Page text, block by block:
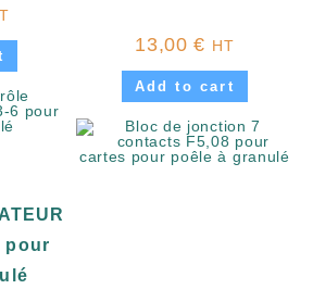
13,00€ HT
Add to cart
pour